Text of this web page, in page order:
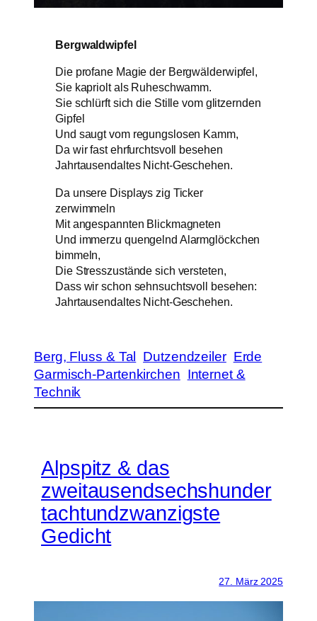
Bergwaldwipfel
Die profane Magie der Bergwälderwipfel,
Sie kapriolt als Ruheschwamm.
Sie schlürft sich die Stille vom glitzernden
Gipfel
Und saugt vom regungslosen Kamm,
Da wir fast ehrfurchtsvoll besehen
Jahrtausendaltes Nicht-Geschehen.
Da unsere Displays zig Ticker
zerwimmeln
Mit angespannten Blickmagneten
Und immerzu quengelnd Alarmglöckchen
bimmeln,
Die Stresszustände sich versteten,
Dass wir schon sehnsuchtsvoll besehen:
Jahrtausendaltes Nicht-Geschehen.
Berg, Fluss & Tal Dutzendzeiler Erde
Garmisch-Partenkirchen Internet &
Technik
Alpspitz & das
zweitausendsechshunder
tachtundzwanzigste
Gedicht
27. März 2025